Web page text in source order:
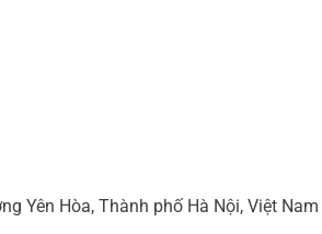
Yên Hòa, Thành phố Hà Nội, Việt Nam